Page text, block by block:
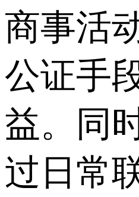
商事活
公证手
益。同
过日常